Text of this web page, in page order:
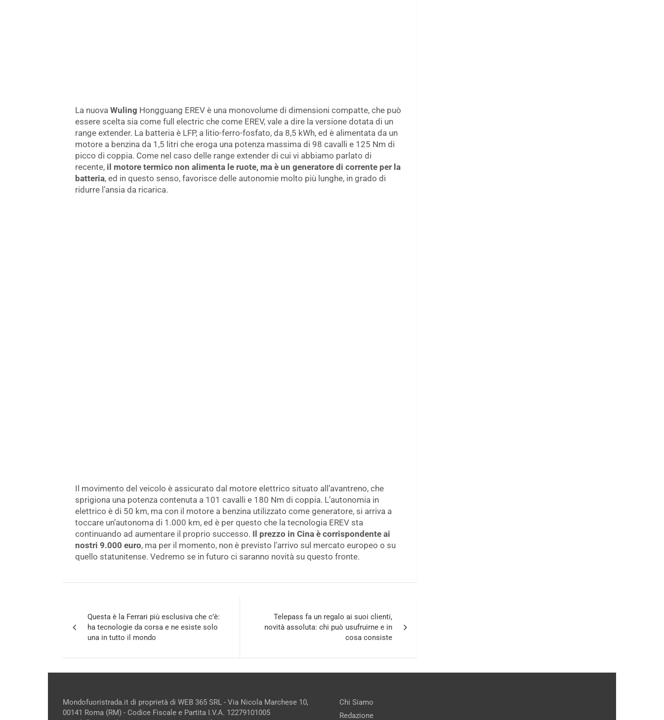
La nuova Wuling Hongguang EREV è una monovolume di dimensioni compatte, che può
essere scelta sia come full electric che come EREV, vale a dire la versione dotata di un
range extender. La batteria è LFP, a litio-ferro-fosfato, da 8,5 kWh, ed è alimentata da un
motore a benzina da 1,5 litri che eroga una potenza massima di 98 cavalli e 125 Nm di
picco di coppia. Come nel caso delle range extender di cui vi abbiamo parlato di
recente, il motore termico non alimenta le ruote, ma è un generatore di corrente per la
batteria, ed in questo senso, favorisce delle autonomie molto più lunghe, in grado di
ridurre l’ansia da ricarica.
Il movimento del veicolo è assicurato dal motore elettrico situato all’avantreno, che
sprigiona una potenza contenuta a 101 cavalli e 180 Nm di coppia. L’autonomia in
elettrico è di 50 km, ma con il motore a benzina utilizzato come generatore, si arriva a
toccare un’autonoma di 1.000 km, ed è per questo che la tecnologia EREV sta
continuando ad aumentare il proprio successo. Il prezzo in Cina è corrispondente ai
nostri 9.000 euro, ma per il momento, non è previsto l’arrivo sul mercato europeo o su
quello statunitense. Vedremo se in futuro ci saranno novità su questo fronte.
articoli
Questa è la Ferrari più esclusiva che c’è:
ha tecnologie da corsa e ne esiste solo
una in tutto il mondo
Telepass fa un regalo ai suoi clienti,
novità assoluta: chi può usufruirne e in
cosa consiste
Mondofuoristrada.it di proprietà di WEB 365 SRL - Via Nicola Marchese 10,
00141 Roma (RM) - Codice Fiscale e Partita I.V.A. 12279101005
Chi Siamo
Redazione